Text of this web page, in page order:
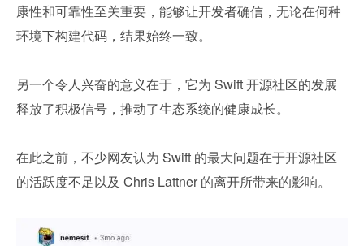
康性和可靠性至关重要，能够让开发者确信，无论在何种
环境下构建代码，结果始终一致。
另一个令人兴奋的意义在于，它为 Swift 开源社区的发展
释放了积极信号，推动了生态系统的健康成长。
在此之前，不少网友认为 Swift 的最大问题在于开源社区
的活跃度不足以及 Chris Lattner 的离开所带来的影响。